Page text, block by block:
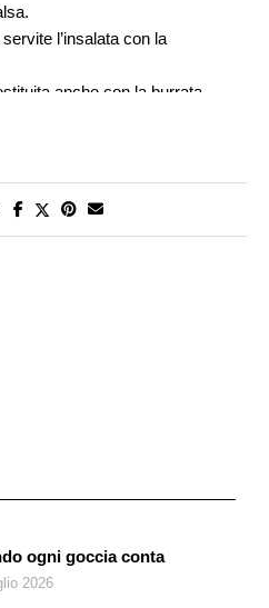
l’insalata con la
anche con la burrata.
44 g di grassi, 8 g di
ogni goccia conta
2026